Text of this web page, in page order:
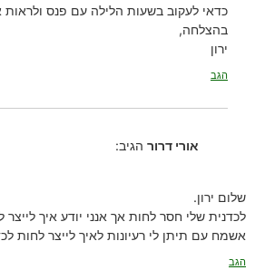
כדאי לעקוב בשעות הלילה עם פנס
בהצלחה,
ירון
הגב
אורי דרור הגיב:
שלום ירון.
לכדנית שלי חסר לחות אך אנני יודע איך
אשמח עם תיתן לי רעיונות לאיך לייצר לחות
הגב